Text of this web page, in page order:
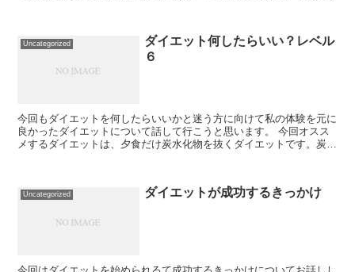
Uncategorized
ダイエット何したらいい？レベル
６
今回もダイエットを何したらいいかと迷う方に向けて私の体験を元に
良かったダイエットについて話して行こうと思います。 今回オスス
メするダイエットは、夕食だけ炭水化物を抜くダイエットです。炭水
Uncategorized ダイエットが成功するきっかけ